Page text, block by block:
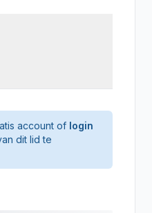
account of login
dit lid te